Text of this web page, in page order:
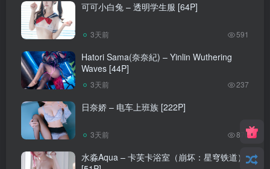
可可小白兔 – 透明学生服 [64P]
3天前 591
Hatori Sama(奈奈紀) – Yinlin Wuthering
Waves [44P]
3天前 237
日奈娇 – 电车上班族 [222P]
3天前 870
水淼Aqua – 卡芙卡浴室（崩坏：星穹铁道）